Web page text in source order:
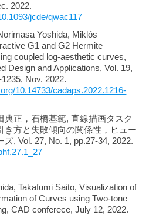
2022.
jcde/qwac117
Yoshida, Miklós
G1 and G2 Hermite
coupled log-aesthetic curves,
Design and Applications, Vol. 19,
Nov. 2022.
10.14733/cadaps.2022.1216-
典正，石橋基範, 直線描画タスク
き方と失敗傾向の関係性，ヒュー
ズ, Vol. 27, No. 1, pp.27-34, 2022.
Takafumi Saito, Visualization of
of Curves using Two-tone
CAD conferece, July 12, 2022.